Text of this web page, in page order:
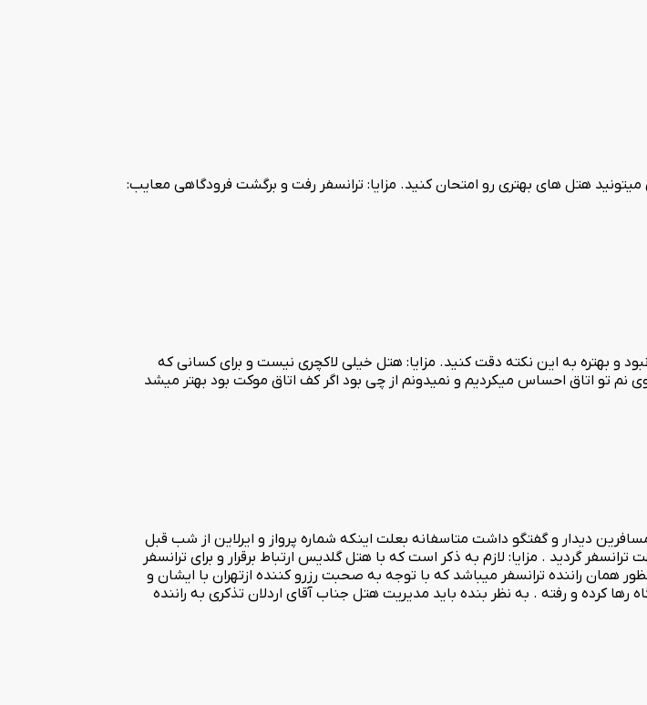
هتل های بهتری رو امتحان کنید. مزایا: ترانسفر رفت و برگشت فرودگاهی معایب:
بهتره به این نکته دقت کنید. مزایا: هتل خیلی لاکچری نیست و برای کسانی که
تو اتاق احساس میکردیم و نمیدونم از چی بود اگر کف اتاق موکت بود بهتر میشد
دیدار و گفتگو داشت متاسفانه بعلت اینکه شماره پرواز و ایرلاین از شب قبل
گردید . مزایا: لازم به ذکر است که با هتل گلدیس ارتباط برقرار و برای ترانسفر
راننده ترانسفر میباشد که با توجه به صحبت رزرو کننده ازتهران با ایشان و
کرده و رفته . به نظر بنده باید مدیریت هتل جناب آقای اردلان تذکری به راننده